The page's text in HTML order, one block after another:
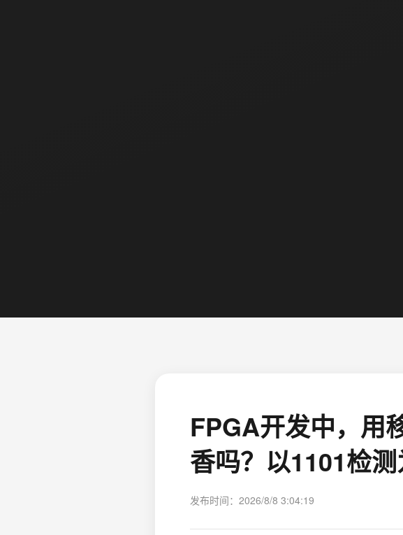
FPGA开发中，用
香吗？以1101检
发布时间：2026/8/8 3:04:19